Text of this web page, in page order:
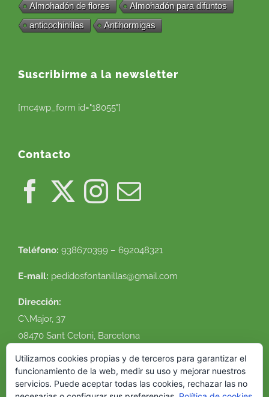
Almohadón de flores
Almohadón para difuntos
anticochinillas
Antihormigas
Suscribirme a la newsletter
[mc4wp_form id="18055"]
Contacto
Teléfono: 938670399 – 692048321
E-mail: pedidosfontanillas@gmail.com
Dirección:
C\Major, 37
08470 Sant Celoni, Barcelona
Ver en google maps
Utilizamos cookies propias y de terceros para garantizar el
funcionamiento de la web, medir su uso y mejorar nuestros
servicios. Puede aceptar todas las cookies, rechazar las no